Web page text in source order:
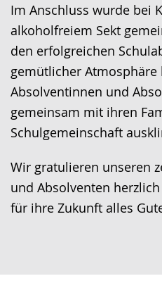
Im Anschluss wurde bei
alkoholfreiem Sekt
den erfolgreichen
gemütlicher Atmosphäre
Absolventinnen und
gemeinsam mit ihren
Schulgemeinschaft
Wir gratulieren unseren
und Absolventen
für ihre Zukunft alles